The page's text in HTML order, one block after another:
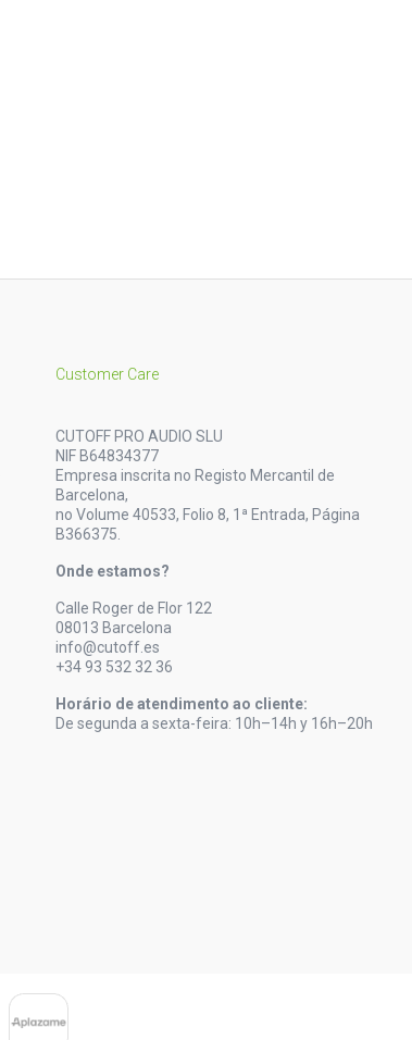
Customer Care
CUTOFF PRO AUDIO SLU
NIF B64834377
Empresa inscrita no Registo Mercantil de
Barcelona,
no Volume 40533, Folio 8, 1ª Entrada, Página
B366375.
Onde estamos?
Calle Roger de Flor 122
08013 Barcelona
info@cutoff.es
+34 93 532 32 36
Horário de atendimento ao cliente:
De segunda a sexta-feira: 10h–14h y 16h–20h